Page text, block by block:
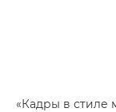
«Кадры в стиле